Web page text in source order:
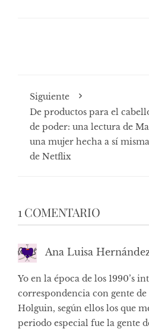
Siguiente
De productos para el
de poder: una lectura de
una mujer hecha a sí
de Netflix
1 COMENTARIO
Ana Luisa
Yo en la época de los 1990’s
correspondencia con gente
Holguin, según ellos los que
periodo especial fue la gente